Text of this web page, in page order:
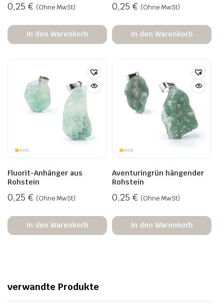
0,25 € (Ohne MwSt)
In den Warenkorb
0,25 € (Ohne MwSt)
In den Warenkorb
Fluorit-Anhänger aus
Rohstein
0,25 € (Ohne MwSt)
In den Warenkorb
Aventuringrün hängender
Rohstein
0,25 € (Ohne MwSt)
In den Warenkorb
verwandte Produkte